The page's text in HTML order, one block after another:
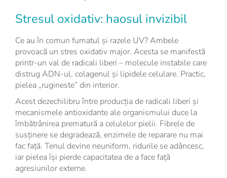
Stresul oxidativ: haosul invizibil
Ce au în comun fumatul și razele UV? Ambele
provoacă un stres oxidativ major. Acesta se manifestă
printr-un val de radicali liberi – molecule instabile care
distrug ADN-ul, colagenul și lipidele celulare. Practic,
pielea „rugineste” din interior.
Acest dezechilibru între producția de radicali liberi și
mecanismele antioxidante ale organismului duce la
îmbătrânirea prematură a celulelor pielii. Fibrele de
susținere se degradează, enzimele de reparare nu mai
fac față. Tenul devine neuniform, ridurile se adâncesc,
iar pielea își pierde capacitatea de a face față
agresiunilor externe.